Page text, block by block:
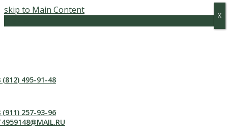
skip to Main Content
(812) 495-91-48
(911) 257-93-96
Х
Х